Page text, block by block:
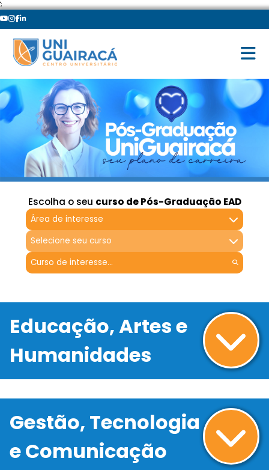
';
Escolha o seu curso de Pós-Graduação EAD
Área de interesse
Selecione seu curso
Educação, Artes e
Humanidades
Gestão, Tecnologia
e Comunicação